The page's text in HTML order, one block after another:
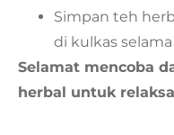
Simpan teh
di kulkas selama
Selamat mencoba
herbal untuk